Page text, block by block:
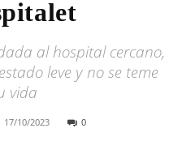
al hospital cercano,
leve y no se teme
vida
17/10/2023 0